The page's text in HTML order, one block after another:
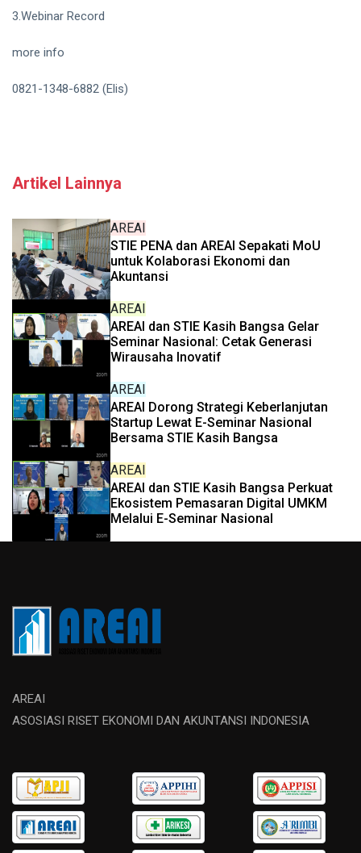
3.Webinar Record
more info
0821-1348-6882 (Elis)
Artikel Lainnya
AREAI
STIE PENA dan AREAI Sepakati MoU
untuk Kolaborasi Ekonomi dan
Akuntansi
AREAI
AREAI dan STIE Kasih Bangsa Gelar
Seminar Nasional: Cetak Generasi
Wirausaha Inovatif
AREAI
AREAI Dorong Strategi Keberlanjutan
Startup Lewat E-Seminar Nasional
Bersama STIE Kasih Bangsa
AREAI
AREAI dan STIE Kasih Bangsa Perkuat
Ekosistem Pemasaran Digital UMKM
Melalui E-Seminar Nasional
AREAI
ASOSIASI RISET EKONOMI DAN AKUNTANSI INDONESIA